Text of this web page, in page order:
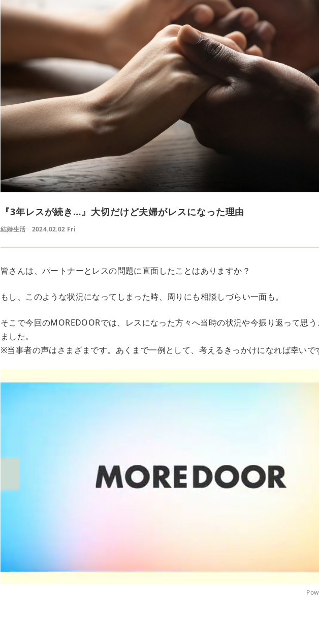
『3年レスが続き…』大切だけど夫婦がレスになった理由
結婚生活 2024.02.02 Fri
皆さんは、パートナーとレスの問題に直面したことはありますか？
もし、このような状況になってしまった時、周りにも相談しづらい一面も。
そこで今回のMOREDOORでは、レスになった方々へ当時の状況や今振り返って思
ました。
※当事者の声はさまざまです。あくまで一例として、考えるきっかけになれば幸いで